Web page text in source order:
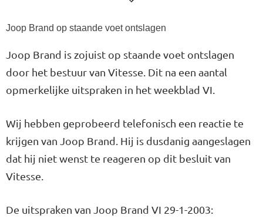
Joop Brand op staande voet ontslagen
Joop Brand is zojuist op staande voet ontslagen
door het bestuur van Vitesse. Dit na een aantal
opmerkelijke uitspraken in het weekblad VI.
Wij hebben geprobeerd telefonisch een reactie te
krijgen van Joop Brand. Hij is dusdanig aangeslagen
dat hij niet wenst te reageren op dit besluit van
Vitesse.
De uitspraken van Joop Brand VI 29-1-2003: